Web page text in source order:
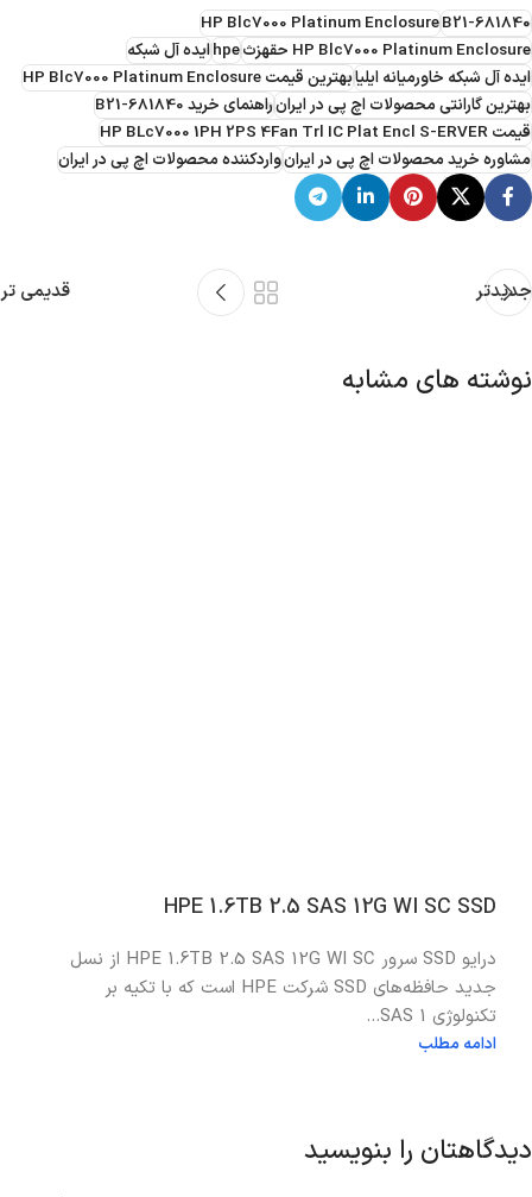
681840-B21
HP Blc7000 Platinum Enclosure
HP Blc7000 Platinum Enclosure حقهزث
hpeایده آل شبکه
ایده آل شبکه خاورمیانه ایلیابهترین قیمت HP Blc7000 Platinum Enclosure
بهترین گارانتی محصولات اچ پی در ایرانراهنمای خرید 681840-B21
قیمت HP BLc7000 1PH 2PS 4Fan Trl IC Plat Encl S-ERVER
مشاوره خرید محصولات اچ پی در ایرانواردکننده محصولات اچ پی در ایران
جدیدتر قدیمی تر
نوشته های مشابه
HPE 1.6TB 2.5 SAS 12G WI SC SSD
درایو SSD سرور HPE 1.6TB 2.5 SAS 12G WI SC از نسل
جدید حافظه‌های SSD شرکت HPE است که با تکیه بر
تکنولوژی SAS 1...
ادامه مطلب
دیدگاهتان را بنویسید